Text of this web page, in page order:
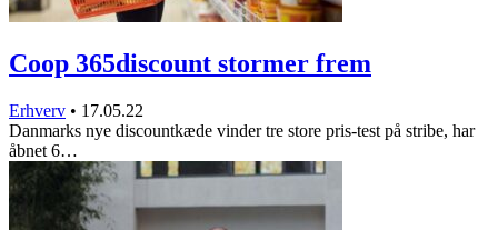
Coop 365discount stormer frem
Erhverv • 17.05.22
Danmarks nye discountkæde vinder tre store pris-test på stribe, har
åbnet 6…